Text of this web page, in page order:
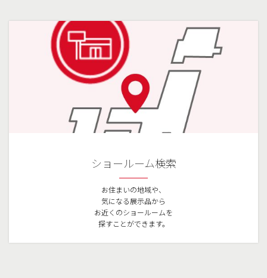
ショールーム検索
お住まいの地域や、
気になる展示品から
お近くのショールームを
探すことができます。